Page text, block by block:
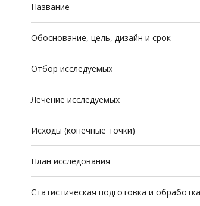
Название
Обоснование, цель, дизайн и срок
Отбор исследуемых
Лечение исследуемых
Исходы (конечные точки)
План исследования
Статистическая подготовка и обработка